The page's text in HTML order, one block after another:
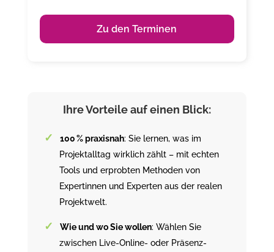
Zu den Terminen
Ihre Vorteile auf einen Blick:
100 % praxisnah: Sie lernen, was im
Projektalltag wirklich zählt – mit echten
Tools und erprobten Methoden von
Expertinnen und Experten aus der realen
Projektwelt.
Wie und wo Sie wollen: Wählen Sie
zwischen Live-Online- oder Präsenz-